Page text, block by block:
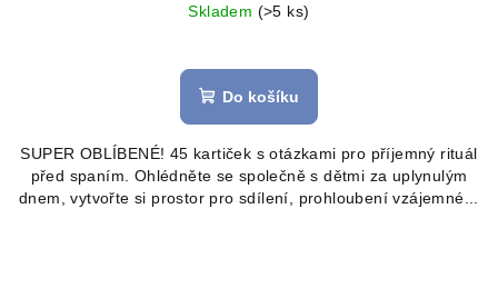
Skladem (>5 ks)
hodnocení
produktu
z
5
hvězdiček.
Do košíku
SUPER OBLÍBENÉ! 45 kartiček s otázkami pro příjemný rituál
před spaním. Ohlédněte se společně s dětmi za uplynulým
dnem, vytvořte si prostor pro sdílení, prohloubení vzájemné...